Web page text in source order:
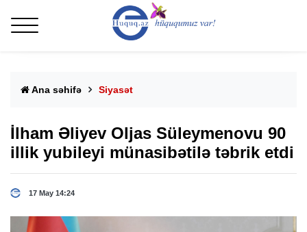
Ana səhifə Siyasət
İlham Əliyev Oljas Süleymenovu 90
illik yubileyi münasibətilə təbrik etdi
17 May 14:24